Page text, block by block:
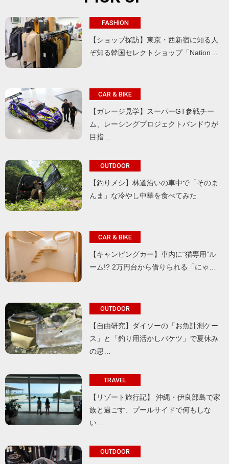
FASHION
【ショップ探訪】東京・西新宿に知る人
ぞ知る韓国セレクトショップ「Nation…
CAR & BIKE
【ガレージ見学】スーパーGT参戦チー
ム、レーシングプロジェクトバンドウが
目指…
OUTDOOR
【釣りメシ】林道沿いの車中で「そのま
んま」な冷やし中華を食べてみた
CAR & BIKE
【キャンピングカー】車内に“猫専用”ル
ーム!? 2万円台から借りられる「にゃ…
OUTDOOR
【自由研究】ダイソーの「お魚計測ケー
ス」と「釣り用活かしバケツ」で夏休み
の思…
TRAVEL
【リゾート旅行記】 沖縄・伊良部島で家
族と過ごす、プールサイドで何もしな
い…
OUTDOOR